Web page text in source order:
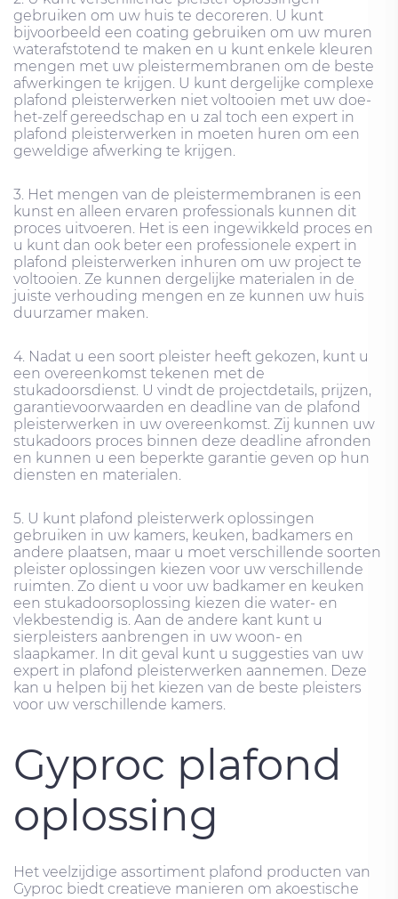
gebruiken om uw huis te decoreren. U kunt
bijvoorbeeld een coating gebruiken om uw muren
waterafstotend te maken en u kunt enkele kleuren
mengen met uw pleistermembranen om de beste
afwerkingen te krijgen. U kunt dergelijke complexe
plafond pleisterwerken niet voltooien met uw doe-
het-zelf gereedschap en u zal toch een expert in
plafond pleisterwerken in moeten huren om een ​​
geweldige afwerking te krijgen.
3. Het mengen van de pleistermembranen is een
kunst en alleen ervaren professionals kunnen dit
proces uitvoeren. Het is een ingewikkeld proces en
u kunt dan ook beter een professionele expert in
plafond pleisterwerken inhuren om uw project te
voltooien. Ze kunnen dergelijke materialen in de
juiste verhouding mengen en ze kunnen uw huis
duurzamer maken.
4. Nadat u een soort pleister heeft gekozen, kunt u
een overeenkomst tekenen met de
stukadoorsdienst. U vindt de projectdetails, prijzen,
garantievoorwaarden en deadline van de plafond
pleisterwerken in uw overeenkomst. Zij kunnen uw
stukadoors proces binnen deze deadline afronden
en kunnen u een beperkte garantie geven op hun
diensten en materialen.
5. U kunt plafond pleisterwerk oplossingen
gebruiken in uw kamers, keuken, badkamers en
andere plaatsen, maar u moet verschillende soorten
pleister oplossingen kiezen voor uw verschillende
ruimten. Zo dient u voor uw badkamer en keuken
een stukadoorsoplossing kiezen die water- en
vlekbestendig is. Aan de andere kant kunt u
sierpleisters aanbrengen in uw woon- en
slaapkamer. In dit geval kunt u suggesties van uw
expert in plafond pleisterwerken aannemen. Deze
kan u helpen bij het kiezen van de beste pleisters
voor uw verschillende kamers.
Gyproc plafond
oplossing
Het veelzijdige assortiment plafond producten van
Gyproc biedt creatieve manieren om akoestische